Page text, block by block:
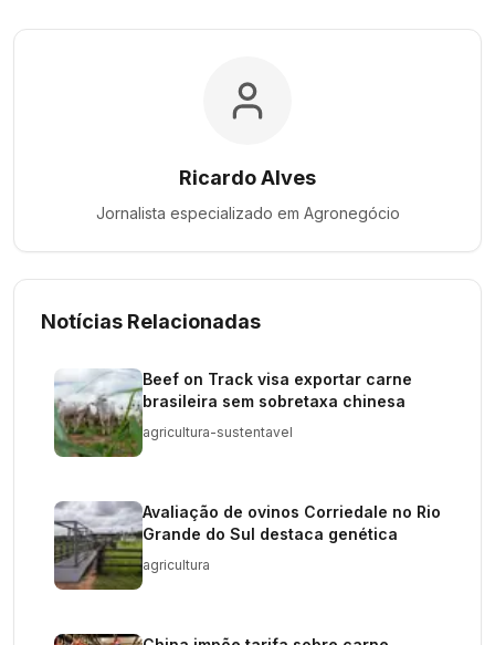
Ricardo Alves
Jornalista especializado em Agronegócio
Notícias Relacionadas
Beef on Track visa exportar carne
brasileira sem sobretaxa chinesa
agricultura-sustentavel
Avaliação de ovinos Corriedale no Rio
Grande do Sul destaca genética
agricultura